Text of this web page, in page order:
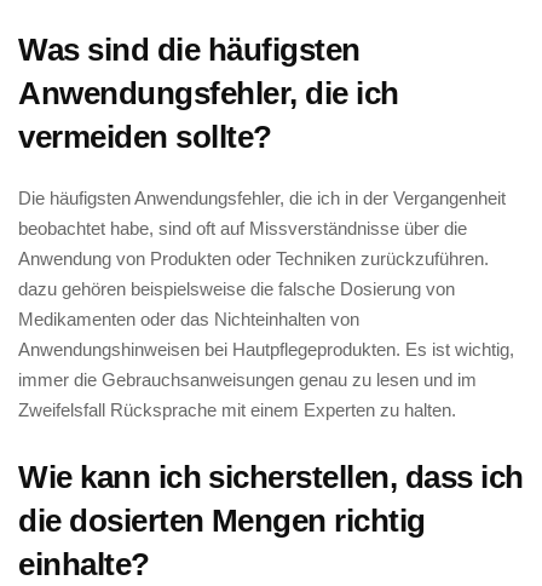
Was sind‌ die häufigsten
Anwendungsfehler, die‌ ich ​
vermeiden sollte?
Die häufigsten Anwendungsfehler, die ich in der​ Vergangenheit
beobachtet ​habe, sind oft auf Missverständnisse über die
Anwendung‍ von⁢ Produkten oder Techniken zurückzuführen.
⁤dazu ‌gehören beispielsweise ‌die falsche Dosierung von
Medikamenten oder⁤ das Nichteinhalten von
Anwendungshinweisen ‌bei Hautpflegeprodukten. Es ‌ist​ wichtig,
immer die Gebrauchsanweisungen genau zu lesen und im
Zweifelsfall⁣ Rücksprache ‍mit​ einem Experten zu halten.
Wie kann ich ⁤sicherstellen, dass ich
die dosierten ⁤Mengen richtig
einhalte?